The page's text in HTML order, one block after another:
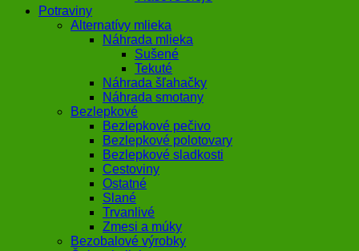
Potraviny
Alternatívy mlieka
Náhrada mlieka
Sušené
Tekuté
Náhrada šľahačky
Náhrada smotany
Bezlepkové
Bezlepkové pečivo
Bezlepkové polotovary
Bezlepkové sladkosti
Cestoviny
Ostatné
Slané
Trvanlivé
Zmesi a múky
Bezobalové výrobky